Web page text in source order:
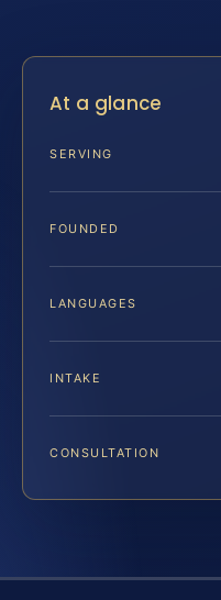
At a glance
SERVING
FOUNDED
LANGUAGES
INTAKE
CONSULTATION